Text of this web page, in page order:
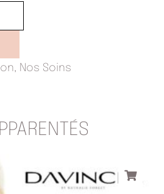
Nos Soins